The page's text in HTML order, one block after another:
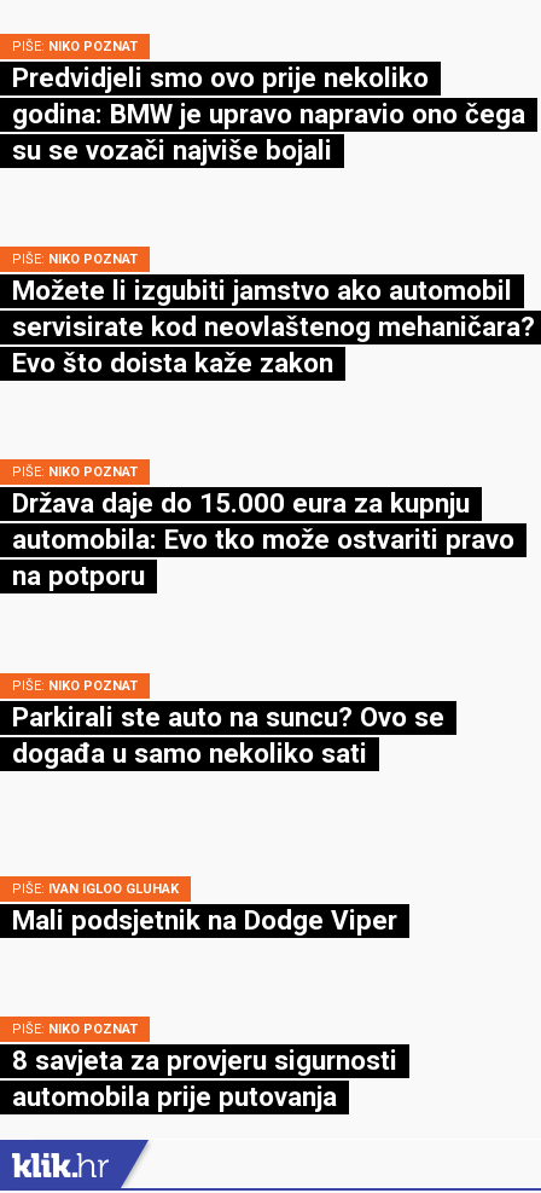
PIŠE: NIKO POZNAT
Predvidjeli smo ovo prije nekoliko
godina: BMW je upravo napravio ono čega
su se vozači najviše bojali
PIŠE: NIKO POZNAT
Možete li izgubiti jamstvo ako automobil
servisirate kod neovlaštenog mehaničara?
Evo što doista kaže zakon
PIŠE: NIKO POZNAT
Država daje do 15.000 eura za kupnju
automobila: Evo tko može ostvariti pravo
na potporu
PIŠE: NIKO POZNAT
Parkirali ste auto na suncu? Ovo se
događa u samo nekoliko sati
PIŠE: IVAN IGLOO GLUHAK
Mali podsjetnik na Dodge Viper
PIŠE: NIKO POZNAT
8 savjeta za provjeru sigurnosti
automobila prije putovanja